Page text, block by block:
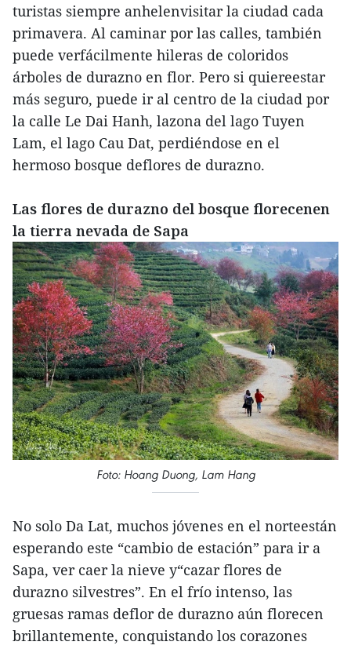
turistas siempre anhelenvisitar la ciudad cada
primavera. Al caminar por las calles, también
puede verfácilmente hileras de coloridos
árboles de durazno en flor. Pero si quiereestar
más seguro, puede ir al centro de la ciudad por
la calle Le Dai Hanh, lazona del lago Tuyen
Lam, el lago Cau Dat, perdiéndose en el
hermoso bosque deflores de durazno.
Las flores de durazno del bosque florecenen
la tierra nevada de Sapa
Foto: Hoang Duong, Lam Hang
No solo Da Lat, muchos jóvenes en el norteestán
esperando este “cambio de estación” para ir a
Sapa, ver caer la nieve y“cazar flores de
durazno silvestres”. En el frío intenso, las
gruesas ramas deflor de durazno aún florecen
brillantemente, conquistando los corazones